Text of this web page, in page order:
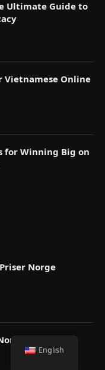
Ultimate Guide to
Vietnamese Online
for Winning Big on
Norge
[Oppdatert
English